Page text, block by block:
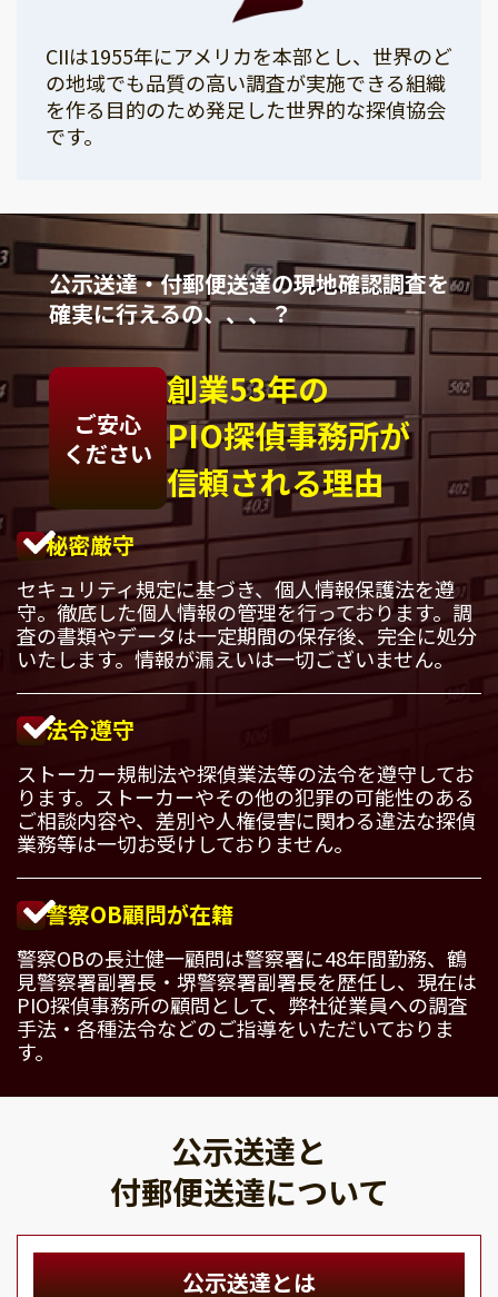
CIIは1955年にアメリカを本部とし、世界のど
の地域でも品質の高い調査が実施できる組織
を作る目的のため発足した世界的な探偵協会
です。
公示送達・付郵便送達の現地確認調査を
確実に行えるの、、、？
ご安心
ください
創業53年の
PIO探偵事務所が
信頼される理由
秘密厳守
セキュリティ規定に基づき、個人情報保護法を遵
守。徹底した個人情報の管理を行っております。調
査の書類やデータは一定期間の保存後、完全に処分
いたします。情報が漏えいは一切ございません。
法令遵守
ストーカー規制法や探偵業法等の法令を遵守してお
ります。ストーカーやその他の犯罪の可能性のある
ご相談内容や、差別や人権侵害に関わる違法な探偵
業務等は一切お受けしておりません。
警察OB顧問が在籍
警察OBの長辻健一顧問は警察署に48年間勤務、鶴
見警察署副署長・堺警察署副署長を歴任し、現在は
PIO探偵事務所の顧問として、弊社従業員への調査
手法・各種法令などのご指導をいただいておりま
す。
公示送達と
付郵便送達について
公示送達とは